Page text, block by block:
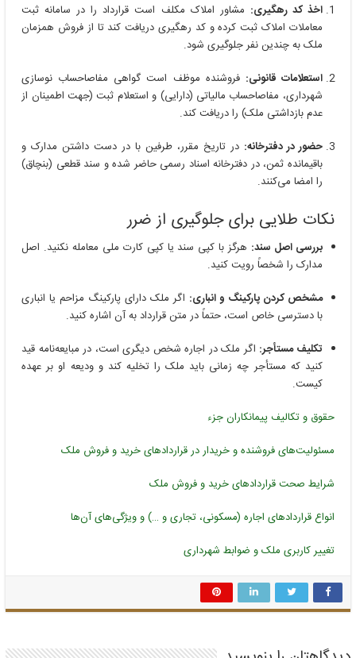
اخذ کد رهگیری: مشاور املاک مکلف است قرارداد را در سامانه ثبت
معاملات املاک ثبت کرده و کد رهگیری دریافت کند تا از فروش همزمان
ملک به چندین نفر جلوگیری شود.
استعلامات قانونی: فروشنده موظف است گواهی مفاصاحساب نوسازی
شهرداری، مفاصاحساب مالیاتی (دارایی) و استعلام ثبت (جهت اطمینان از
عدم بازداشتی ملک) را دریافت کند.
حضور در دفترخانه: در تاریخ مقرر، طرفین با در دست داشتن مدارک و
باقیمانده ثمن، در دفترخانه اسناد رسمی حاضر شده و سند قطعی (بنچاق)
را امضا می‌کنند.
نکات طلایی برای جلوگیری از ضرر
بررسی اصل سند: هرگز با کپی سند یا کپی کارت ملی معامله نکنید. اصل
مدارک را شخصاً رویت کنید.
مشخص کردن پارکینگ و انباری: اگر ملک دارای پارکینگ مزاحم یا انباری
با دسترسی خاص است، حتماً در متن قرارداد به آن اشاره کنید.
تکلیف مستأجر: اگر ملک در اجاره شخص دیگری است، در مبایعه‌نامه قید
کنید که مستأجر چه زمانی باید ملک را تخلیه کند و ودیعه او بر عهده
کیست.
حقوق و تکالیف پیمانکاران جزء
مسئولیت‌های فروشنده و خریدار در قراردادهای خرید و فروش ملک
شرایط صحت قراردادهای خرید و فروش ملک
انواع قراردادهای اجاره (مسکونی، تجاری و …) و ویژگی‌های آن‌ها
تغییر کاربری ملک و ضوابط شهرداری